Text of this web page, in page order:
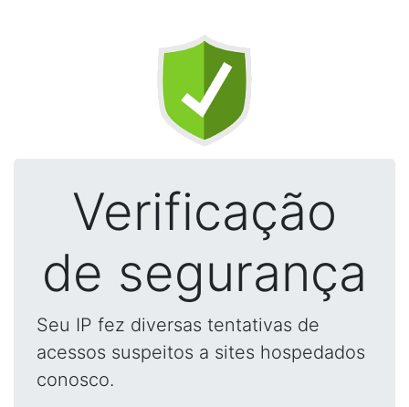
Verificação
de segurança
Seu IP fez diversas tentativas de
acessos suspeitos a sites hospedados
conosco.